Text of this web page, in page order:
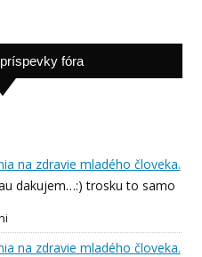
fóra
na zdravie mladého človeka.
dakujem…:) trosku to samo
na zdravie mladého človeka.